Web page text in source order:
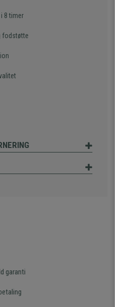
8 timer
fodstøtte
garanti